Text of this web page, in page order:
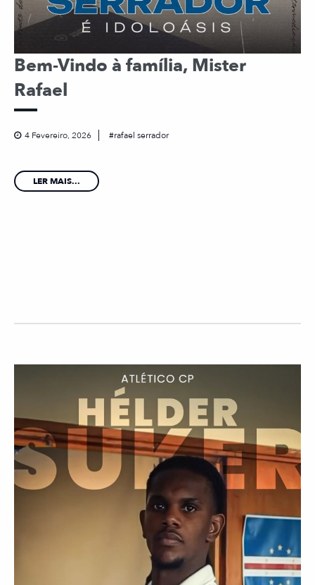
Bem-Vindo à família, Mister
Rafael
4 Fevereiro, 2026 rafael serrador
LER MAIS...